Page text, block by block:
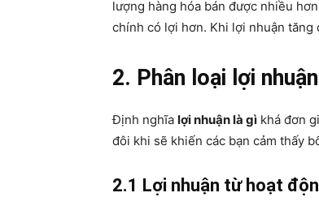
lượng hàng hóa bán được nhiều
chính có lợi hơn. Khi lợi nhuận
2. Phân loại lợi
Định nghĩa lợi nhuận là gì khá đơn
đôi khi sẽ khiến các bạn cảm thấy
2.1 Lợi nhuận từ hoạt